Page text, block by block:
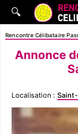
🔍
Rencontre Célibataire
Annonce
Localisation :